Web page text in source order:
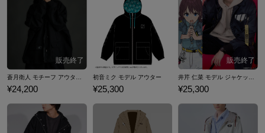
蒼月衛人 モチーフ アウター (Black ver.) HUNDRED LINE -最終防衛学園- ハンドレッドライン
¥24,200
初音ミク モデル アウター
¥25,300
井芹 仁菜 モデル ジャケット ガールズバンドクライ
¥25,300